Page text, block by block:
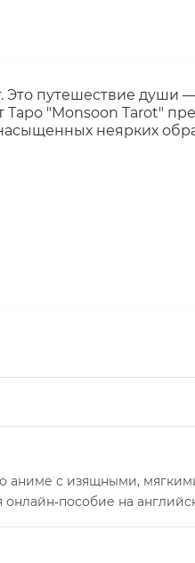
Это путешествие души
"Monsoon Tarot"
неярких
аниме с изящными,
на